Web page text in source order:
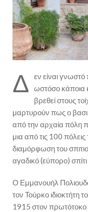
Δ
εν είναι γνωστό
ωστόσο κάποια
βρεθεί στους
μαρτυρούν πως ο
από την αρχαία πόλη
μια από τις 100
διαμόρφωση του
αγαδικό (εύπορο)
Ο Εμμανουήλ
τον Τούρκο ιδιοκτήτη
1915 στον πρωτότοκο